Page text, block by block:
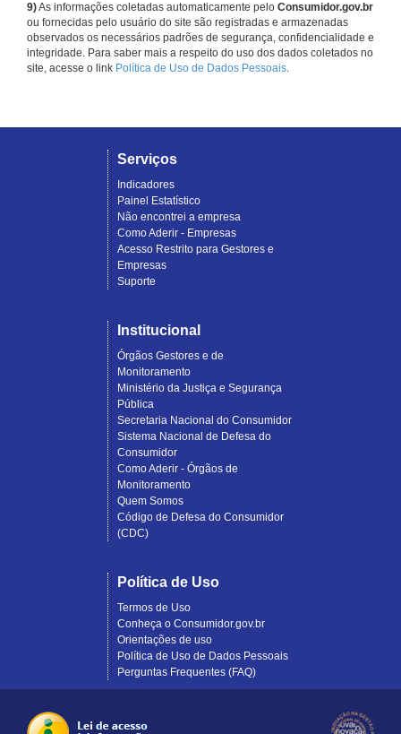
9)As informações coletadas automaticamente pelo Consumidor.gov.br
ou fornecidas pelo usuário do site são registradas e armazenadas
observados os necessários padrões de segurança, confidencialidade e
integridade. Para saber mais a respeito do uso dos dados coletados no
site, acesse o link Política de Uso de Dados Pessoais.
Serviços
Indicadores
Painel Estatístico
Não encontrei a empresa
Como Aderir - Empresas
Acesso Restrito para Gestores e
Empresas
Suporte
Institucional
Órgãos Gestores e de
Monitoramento
Ministério da Justiça e Segurança
Pública
Secretaria Nacional do Consumidor
Sistema Nacional de Defesa do
Consumidor
Como Aderir - Órgãos de
Monitoramento
Quem Somos
Código de Defesa do Consumidor
(CDC)
Política de Uso
Termos de Uso
Conheça o Consumidor.gov.br
Orientações de uso
Política de Uso de Dados Pessoais
Perguntas Frequentes (FAQ)